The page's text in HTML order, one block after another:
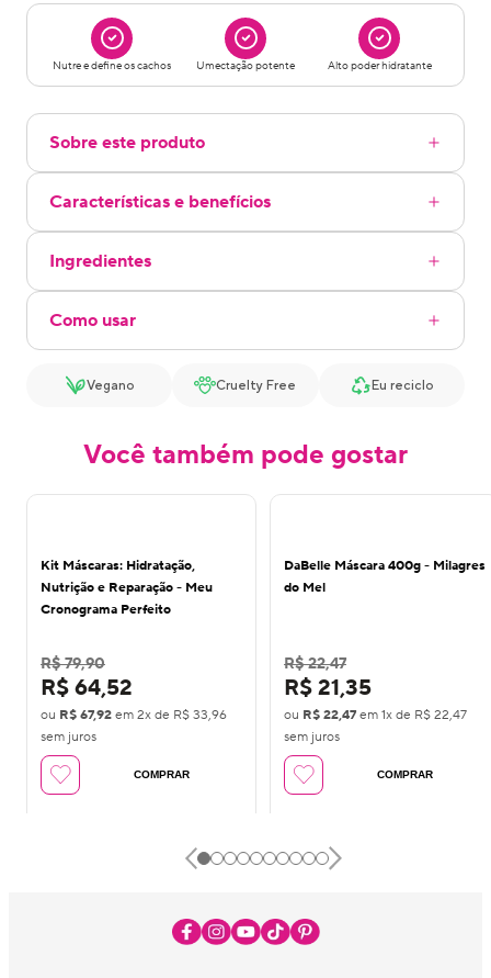
Nutre e define os cachos Umectação potente Alto poder hidratante
Sobre este produto
Características e benefícios
Ingredientes
Como usar
Vegano Cruelty Free Eu reciclo
Você também pode gostar
Kit Máscaras: Hidratação,
Nutrição e Reparação - Meu
Cronograma Perfeito
R$ 79,90
R$ 64,52
ou R$ 67,92 em 2x de R$ 33,96
sem juros
COMPRAR
DaBelle Máscara 400g - Milagres
do Mel
R$ 22,47
R$ 21,35
ou R$ 22,47 em 1x de R$ 22,47
sem juros
COMPRAR